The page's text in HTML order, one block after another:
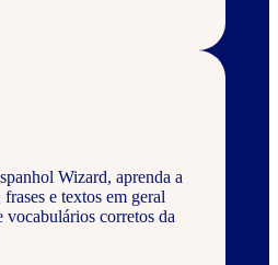
Wizard, aprenda a
e textos em geral
vocabulários corretos da